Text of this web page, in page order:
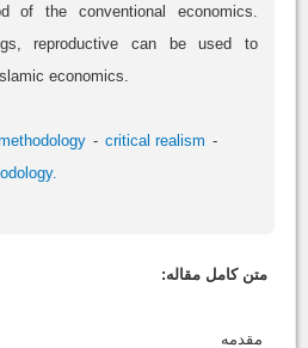
of the conventional economics.
reproductive can be used to
economics.
critical realism
متن کامل مقاله:
مقدمه